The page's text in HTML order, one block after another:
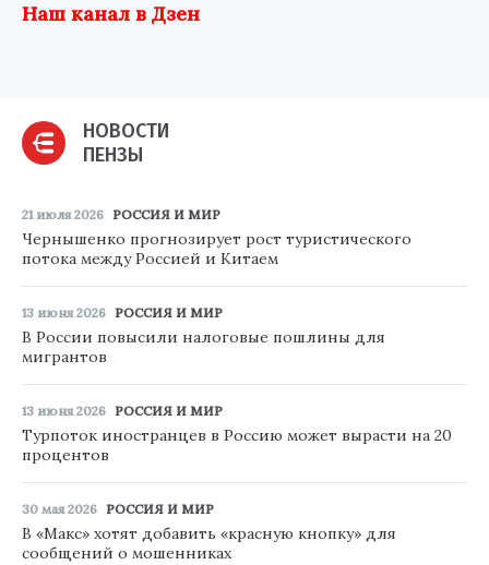
Наш канал в Дзен
НОВОСТИ
ПЕНЗЫ
21 июля 2026 РОССИЯ И МИР
Чернышенко прогнозирует рост туристического
потока между Россией и Китаем
13 июня 2026 РОССИЯ И МИР
В России повысили налоговые пошлины для
мигрантов
13 июня 2026 РОССИЯ И МИР
Турпоток иностранцев в Россию может вырасти на 20
процентов
30 мая 2026 РОССИЯ И МИР
В «Макс» хотят добавить «красную кнопку» для
сообщений о мошенниках